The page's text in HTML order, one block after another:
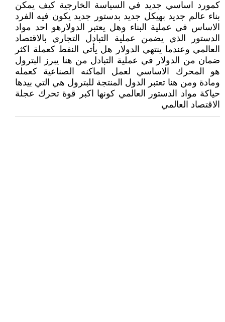
كمورد اساسي جديد في السياسة الخارجية كيف يمكن
بناء عالم جديد بهيكل جديد بدستور جديد يكون فيه الفرد
الاساس في عملية البناء وهل يعتبر الدولارهو احد مواد
الدستور الذي يضمن عملية التبادل التجاري بالاقتصاد
العالمي وعندما ينتهي الدولار هل يأتي النفط كعملة اكثر
ضمان من الدولار في عملية التبادل من هنا يبرز البترول
هو المحرك الاساسي لعمل الماكنه الصناعية كعمله
ومادة ومن هنا تعتبر الدول المنتجة للبترول هي التي بيدها
حياكة مواد الدستور العالمي كونها اكبر قوة تحرك عجلة
الاقتصاد العالمي